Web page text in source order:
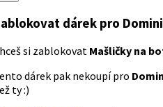
dárek pro
si zablokovat Mašličky na
dárek pak nekoupí pro
ty :)